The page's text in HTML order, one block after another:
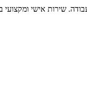
. שירות אישי ומקצועי